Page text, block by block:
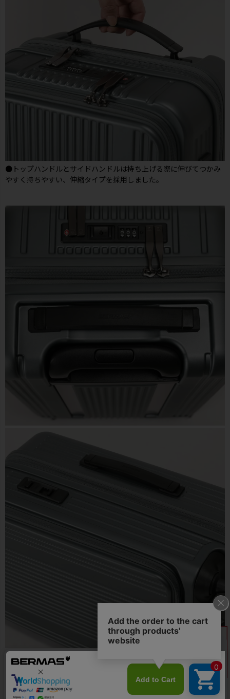
●トップハンドルとサイドハンドルは持ち上げる際に伸びてつかみ
やすく持ちやすい、伸縮タイプを採用しました。
●フラットでスマートなデザインのトップハンドル・サイドハンド
ル。BERMASのロゴを刻印し、アクセントになっています。